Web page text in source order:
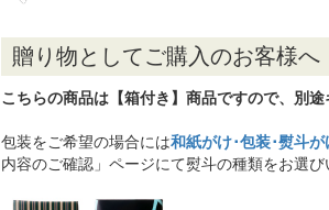
贈り物としてご購入のお客様へ
こちらの商品は【箱付き】商品ですので、別
包装をご希望の場合には和紙がけ･包装･熨斗が
内容のご確認」ページにて熨斗の種類をお選び